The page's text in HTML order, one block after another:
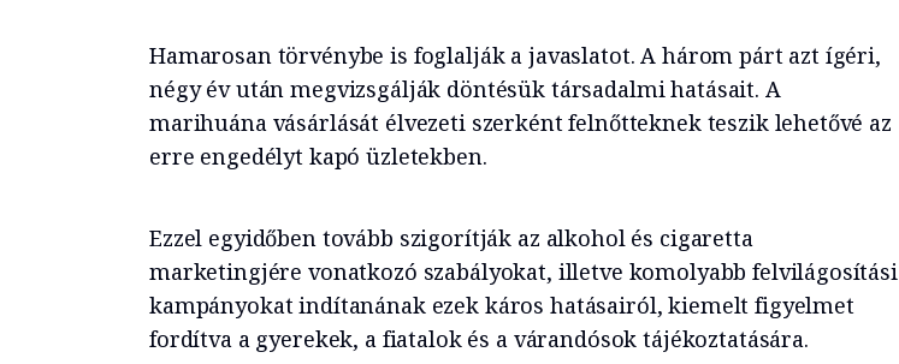
Hamarosan törvénybe is foglalják a javaslatot. A három párt azt ígéri,
négy év után megvizsgálják döntésük társadalmi hatásait. A
marihuána vásárlását élvezeti szerként felnőtteknek teszik lehetővé az
erre engedélyt kapó üzletekben.
Ezzel egyidőben tovább szigorítják az alkohol és cigaretta
marketingjére vonatkozó szabályokat, illetve komolyabb felvilágosítási
kampányokat indítanának ezek káros hatásairól, kiemelt figyelmet
fordítva a gyerekek, a fiatalok és a várandósok tájékoztatására.